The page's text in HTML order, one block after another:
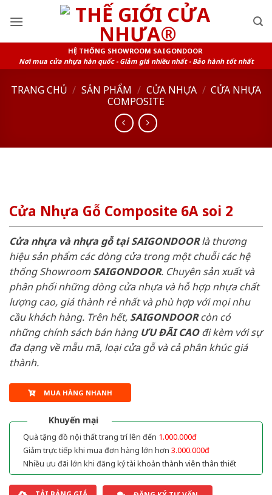
HỆ THỐNG SHOWROOM SAIGONDOOR
Nơi mua cửa nhựa hàn quốc - Giảm giá nhiều nhất - Bảo hành tốt nhất
TRANG CHỦ / SẢN PHẨM / CỬA NHỰA / CỬA NHỰA
COMPOSITE
Cửa Nhựa Gỗ Composite 6A soi 2
Cửa nhựa và nhựa gỗ tại SAIGONDOORlà thương
hiệu sản phẩm các dòng cửa trong một chuỗi các hệ
thống ShowroomSAIGONDOOR. Chuyên sản xuất và
phân phối những dòng cửa nhựa và hỗ hợp nhựa chất
lượng cao, giá thành rẻ nhất và phù hợp với mọi nhu
cầu khách hàng. Trên hết, SAIGONDOORcòn có
những chính sách bán hàng ƯU ĐÃI CAOđi kèm với sự
đa dạng về mẫu mã, loại cửa gỗ và cả phân khúc giá
thành.
MUA HÀNG NHANH
Khuyến mại
Quà tặng đồ nội thất trang trí lên đến 1.000.000đ
Giảm trực tiếp khi mua đơn hàng lớn hơn 3.000.000đ
Nhiều ưu đãi lớn khi đăng ký tài khoản thành viên thân thiết